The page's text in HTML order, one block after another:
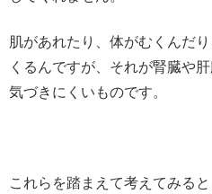
肌があれたり、体がむくんだ
くるんですが、それが腎臓や
気づきにくいものです。
これらを踏まえて考えてみる